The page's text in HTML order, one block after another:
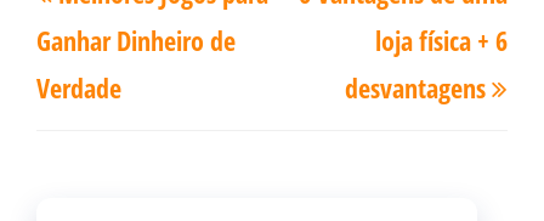
Post
anterior
Ganhar Dinheiro de
Verdade
loja física + 6
desvantagens